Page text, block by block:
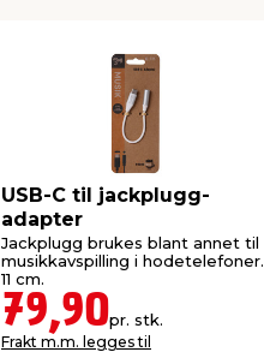
USB-C til jackplugg-
adapter
Jackplugg brukes blant annet til
musikkavspilling i hodetelefoner.
11 cm.
79,90pr. stk.
Frakt m.m. legges til